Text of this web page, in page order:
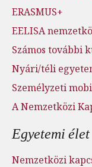
ERASMUS+
EELISA
Számos további
Nyári/téli
Személyzeti
A Nemzetközi
Egyetemi élet
Nemzetközi